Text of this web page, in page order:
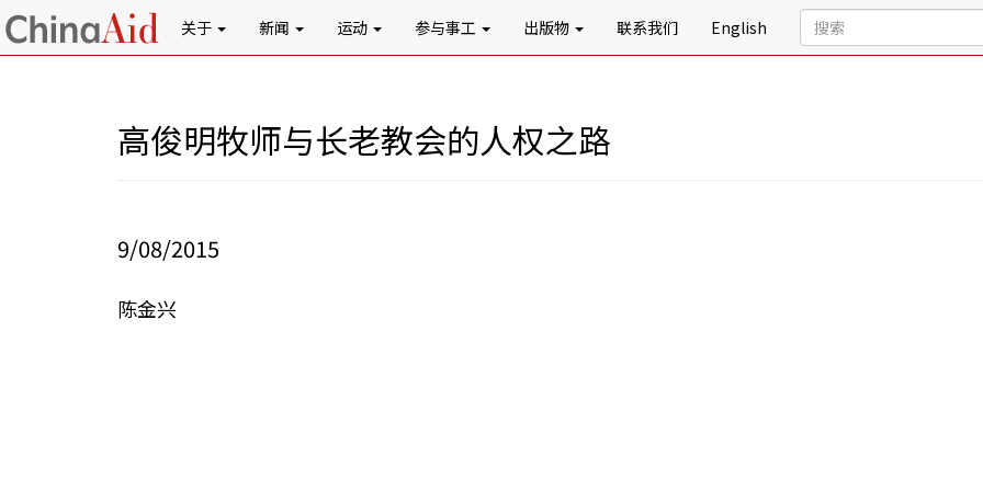
关于 新闻 运动 参与事工 出版物 联系我们 English
高俊明牧师与长老教会的人权之路
9/08/2015
陈金兴